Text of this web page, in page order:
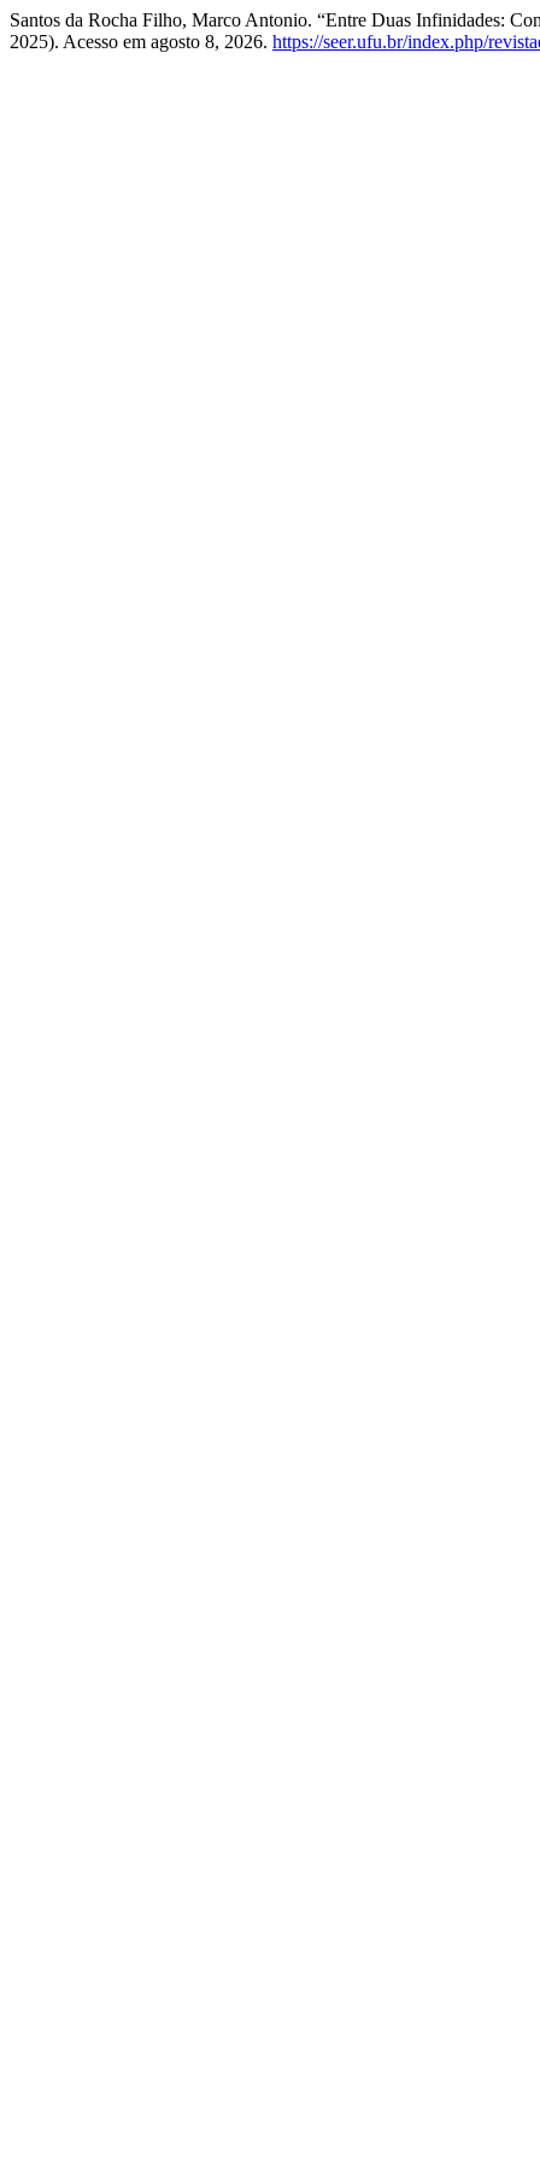
Santos da Rocha Filho, Marco Antonio. “Entre Duas Infinidades:
2025). Acesso em agosto 8, 2026. https://seer.ufu.br/index.php/